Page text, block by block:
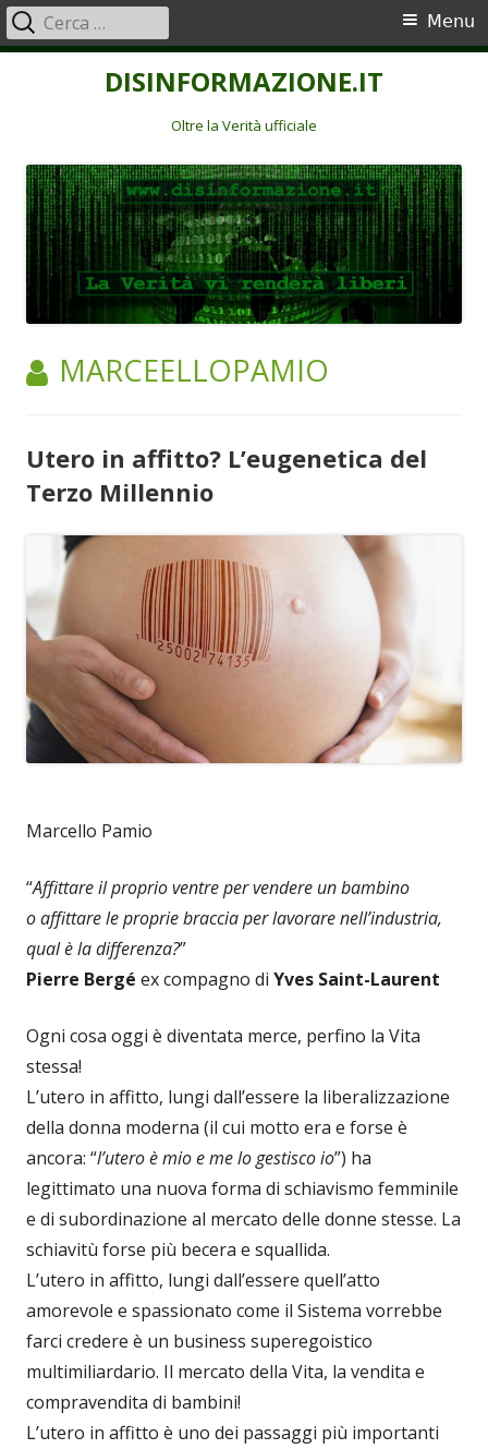
DISINFORMAZIONE.IT
Oltre la Verità ufficiale
Menu
principale
Menu
Ricerca
per:
AUTORE:
MARCEELLOPAMIO
Utero in affitto? L’eugenetica del
Terzo Millennio
Marcello Pamio
“Affittare il proprio ventre per vendere un bambino
o affittare le proprie braccia per lavorare nell’industria,
qual è la differenza?”
Pierre Bergé ex compagno di Yves Saint-Laurent
Ogni cosa oggi è diventata merce, perfino la Vita
stessa!
L’utero in affitto, lungi dall’essere la liberalizzazione
della donna moderna (il cui motto era e forse è
ancora: “l’utero è mio e me lo gestisco io”) ha
legittimato una nuova forma di schiavismo femminile
e di subordinazione al mercato delle donne stesse. La
schiavitù forse più becera e squallida.
L’utero in affitto, lungi dall’essere quell’atto
amorevole e spassionato come il Sistema vorrebbe
farci credere è un business superegoistico
multimiliardario. Il mercato della Vita, la vendita e
compravendita di bambini!
L’utero in affitto è uno dei passaggi più importanti